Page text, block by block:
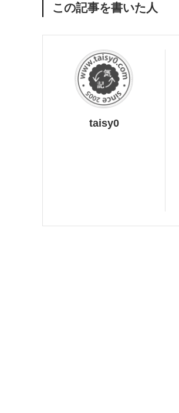
この記事を書いた人
taisy0